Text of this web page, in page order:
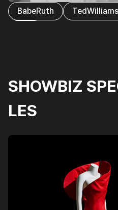
BabeRuth
TedWilliams
SHOWBIZ
LES